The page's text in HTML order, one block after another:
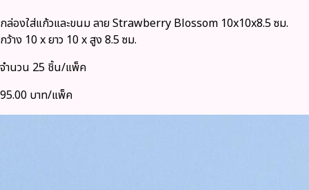
กล่องใส่แก้วและขนม ลาย Strawberry Blossom 10x10x8.5 ซม.
กว้าง 10 x ยาว 10 x สูง 8.5 ซม.
จำนวน 25 ชิ้น/แพ็ค
95.00 บาท/แพ็ค